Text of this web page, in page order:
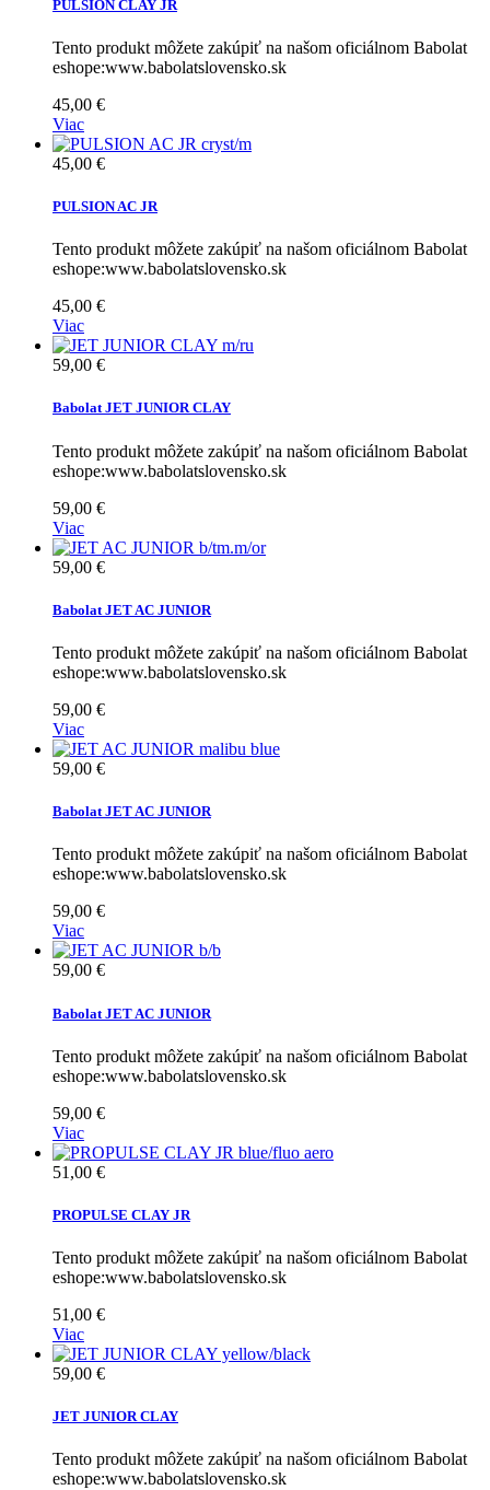
PULSION CLAY JR
Tento produkt môžete zakúpiť na našom oficiálnom Babolat
eshope:www.babolatslovensko.sk
45,00 €
Viac
45,00 €
PULSION AC JR
Tento produkt môžete zakúpiť na našom oficiálnom Babolat
eshope:www.babolatslovensko.sk
45,00 €
Viac
59,00 €
Babolat JET JUNIOR CLAY
Tento produkt môžete zakúpiť na našom oficiálnom Babolat
eshope:www.babolatslovensko.sk
59,00 €
Viac
59,00 €
Babolat JET AC JUNIOR
Tento produkt môžete zakúpiť na našom oficiálnom Babolat
eshope:www.babolatslovensko.sk
59,00 €
Viac
59,00 €
Babolat JET AC JUNIOR
Tento produkt môžete zakúpiť na našom oficiálnom Babolat
eshope:www.babolatslovensko.sk
59,00 €
Viac
59,00 €
Babolat JET AC JUNIOR
Tento produkt môžete zakúpiť na našom oficiálnom Babolat
eshope:www.babolatslovensko.sk
59,00 €
Viac
51,00 €
PROPULSE CLAY JR
Tento produkt môžete zakúpiť na našom oficiálnom Babolat
eshope:www.babolatslovensko.sk
51,00 €
Viac
59,00 €
JET JUNIOR CLAY
Tento produkt môžete zakúpiť na našom oficiálnom Babolat
eshope:www.babolatslovensko.sk